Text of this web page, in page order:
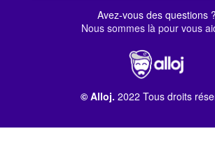
Avez-vous des questions ?
Nous sommes là pour vous
© Alloj. 2022 Tous droits